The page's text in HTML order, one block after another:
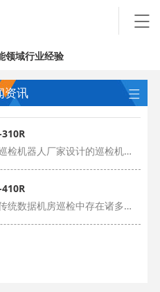
领域行业经验
资讯
智能机房巡检机器人 智能机房巡检机器人厂家设计的巡检机器人是一个实现了智能自主移动，智能自我管理，智能自动避障，智能自动充电的智能机房巡检机器人系统。巡检机器人价格与项目功能需求有关。智能idc机房巡检机器人可以实现连续不……
人工智能机房巡检机器人 当下传统数据机房巡检中存在诸多安全隐患，基于这种情况作为智能机房巡检机器人厂家，我们针对数据机房巡检的市场需求专门设计开发了实现应用于idc机房、配电室的低成本价格的智能运维巡检机器人管理系统，应用……